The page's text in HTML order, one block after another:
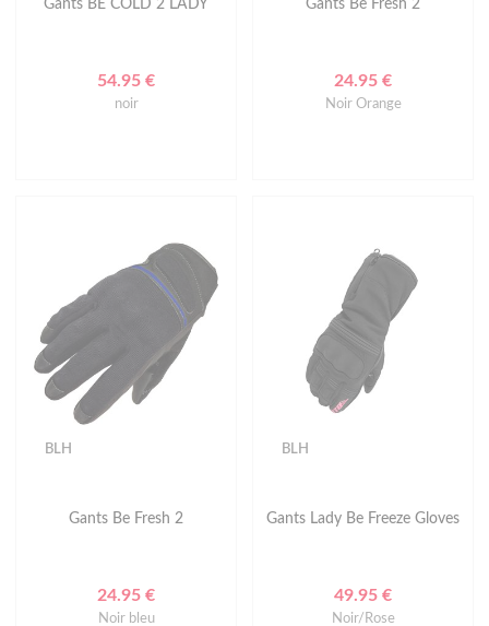
Gants BE COLD 2 LADY
54.95 €
noir
Gants Be Fresh 2
24.95 €
Noir Orange
BLH
Gants Be Fresh 2
24.95 €
Noir bleu
BLH
Gants Lady Be Freeze Gloves
49.95 €
Noir/Rose